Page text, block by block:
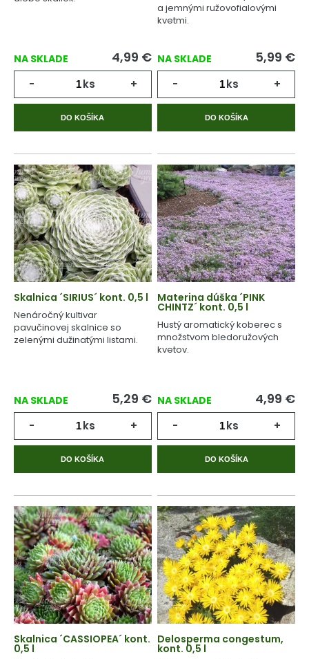
NA SKLADE 4,99 €
- ks +
DO KOŠÍKA
a jemnými ružovofialovými
kvetmi.
NA SKLADE 5,99 €
- ks +
DO KOŠÍKA
Skalnica ´SIRIUS´ kont. 0,5 l
Nenáročný kultivar
pavučinovej skalnice so
zelenými dužinatými listami.
NA SKLADE 5,29 €
- ks +
DO KOŠÍKA
Materina dúška ´PINK
CHINTZ´ kont. 0,5 l
Hustý aromatický koberec s
množstvom bledoružových
kvetov.
NA SKLADE 4,99 €
- ks +
DO KOŠÍKA
Skalnica ´CASSIOPEA´ kont.
0,5 l
Delosperma congestum,
kont. 0,5 l